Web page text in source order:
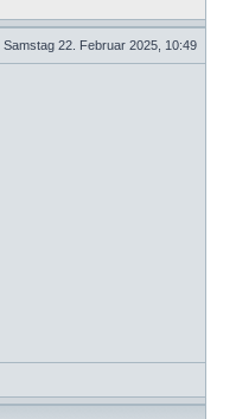
Samstag 22. Februar 2025, 10:49